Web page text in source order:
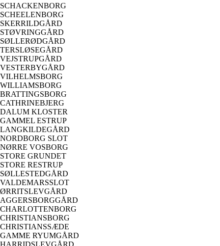
SCHACKENBORG
SCHEELENBORG
SKERRILDGÅRD
STØVRINGGÅRD
SØLLERØDGÅRD
TERSLØSEGÅRD
VEJSTRUPGÅRD
VESTERBYGÅRD
VILHELMSBORG
WILLIAMSBORG
BRATTINGSBORG
CATHRINEBJERG
DALUM KLOSTER
GAMMEL ESTRUP
LANGKILDEGÅRD
NORDBORG SLOT
NØRRE VOSBORG
STORE GRUNDET
STORE RESTRUP
SØLLESTEDGÅRD
VALDEMARSSLOT
ØRRITSLEVGÅRD
AGGERSBORGGÅRD
CHARLOTTENBORG
CHRISTIANSBORG
CHRISTIANSSÆDE
GAMME RYUMGÅRD
HARRIDSLEVGÅRD